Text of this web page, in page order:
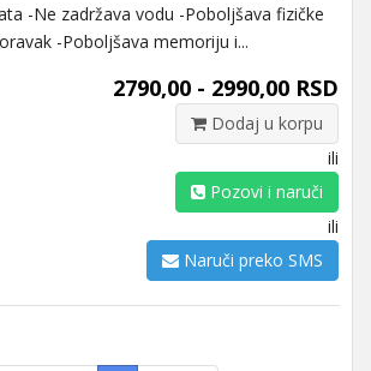
-Ne zadržava vodu -Poboljšava fizičke
-Poboljšava memoriju i...
2790,00 - 2990,00 RSD
Dodaj u korpu
ili
Pozovi i naruči
ili
Naruči preko SMS